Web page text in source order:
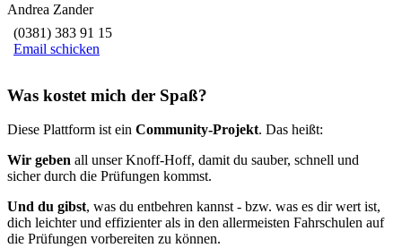
Andrea Zander
(0381) 383 91 15
Email schicken
Was kostet mich der Spaß?
Diese Plattform ist ein Community-Projekt. Das heißt:
Wir geben all unser Knoff-Hoff, damit du sauber, schnell und
sicher durch die Prüfungen kommst.
Und du gibst, was du entbehren kannst - bzw. was es dir wert ist,
dich leichter und effizienter als in den allermeisten Fahrschulen auf
die Prüfungen vorbereiten zu können.